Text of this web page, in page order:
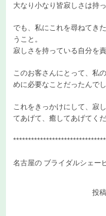
大なり小なり皆寂しさは持
でも、私にこれを尋ねてき
うこと。
寂しさを持っている自分を
このお客さんにとって、私
めに必要なことだったんでし
これをきっかけにして、寂
てあげて、癒してあげてくだ
名古屋の ブライダルシェー
投